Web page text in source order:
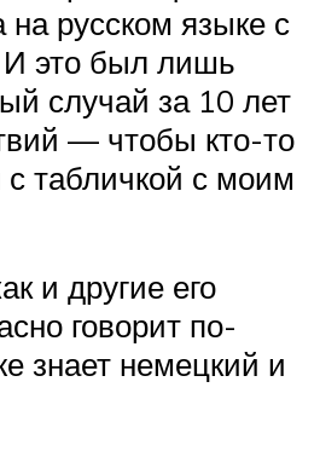
русском языке с
это был лишь
случай за 10 лет
— чтобы кто-то
табличкой с моим
и другие его
говорит по-
знает немецкий и